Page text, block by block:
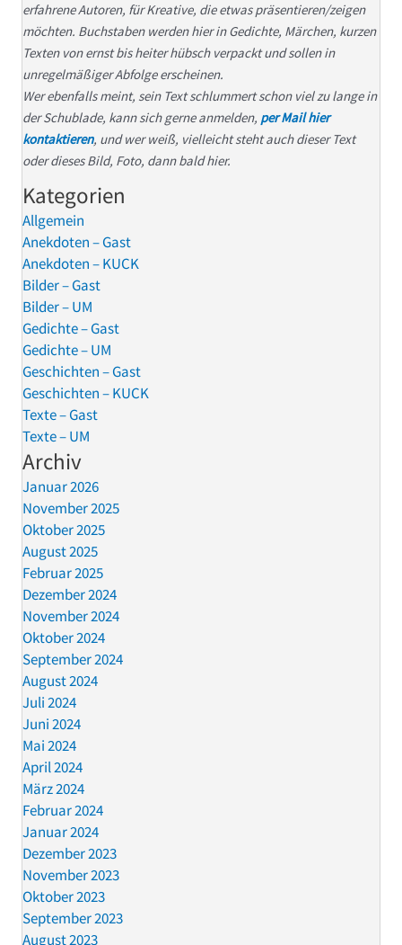
erfahrene Autoren, für Kreative, die etwas präsentieren/zeigen
möchten. Buchstaben werden hier in Gedichte, Märchen, kurzen
Texten von ernst bis heiter hübsch verpackt und sollen in
unregelmäßiger Abfolge erscheinen.
Wer ebenfalls meint, sein Text schlummert schon viel zu lange in
der Schublade, kann sich gerne anmelden, per Mail hier
kontaktieren, und wer weiß, vielleicht steht auch dieser Text
oder dieses Bild, Foto, dann bald hier.
Kategorien
Allgemein
Anekdoten – Gast
Anekdoten – KUCK
Bilder – Gast
Bilder – UM
Gedichte – Gast
Gedichte – UM
Geschichten – Gast
Geschichten – KUCK
Texte – Gast
Texte – UM
Archiv
Januar 2026
November 2025
Oktober 2025
August 2025
Februar 2025
Dezember 2024
November 2024
Oktober 2024
September 2024
August 2024
Juli 2024
Juni 2024
Mai 2024
April 2024
März 2024
Februar 2024
Januar 2024
Dezember 2023
November 2023
Oktober 2023
September 2023
August 2023